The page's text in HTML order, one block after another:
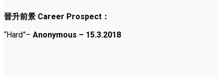
晉升前景 Career Prospect ：
“Hard”– Anonymous – 15.3.2018